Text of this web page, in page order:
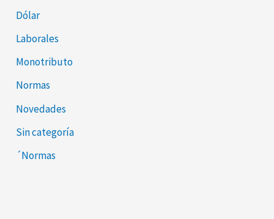
Dólar
Laborales
Monotributo
Normas
Novedades
Sin categoría
´Normas